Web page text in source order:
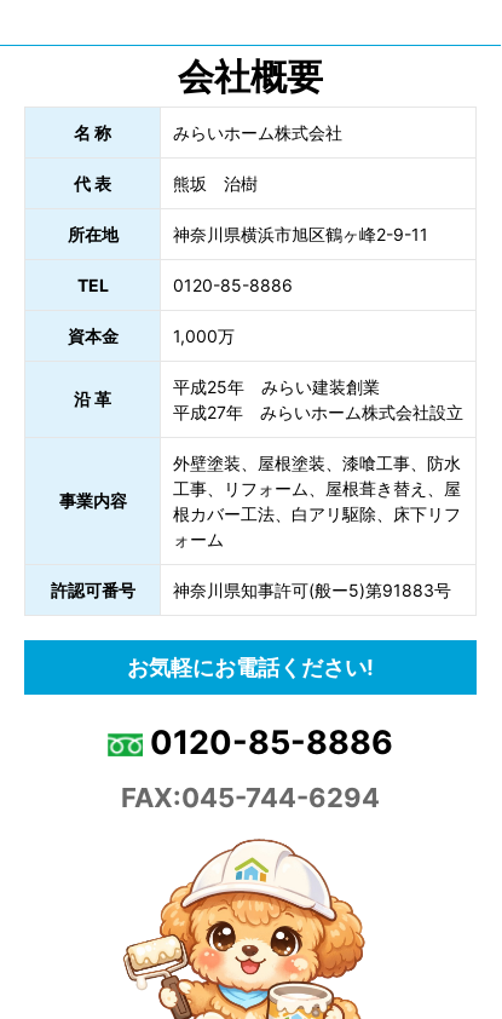
会社概要
名 称 みらいホーム株式会社
代 表 熊坂 治樹
所在地 神奈川県横浜市旭区鶴ヶ峰2-9-11
TEL 0120-85-8886
資本金 1,000万
沿 革
平成25年 みらい建装創業
平成27年 みらいホーム株式会社設立
事業内容
外壁塗装、屋根塗装、漆喰工事、防水
工事、リフォーム、屋根葺き替え、屋
根カバー工法、白アリ駆除、床下リフ
ォーム
許認可番号 神奈川県知事許可(般ー5)第91883号
お気軽にお電話ください!
0120-85-8886
FAX:045-744-6294